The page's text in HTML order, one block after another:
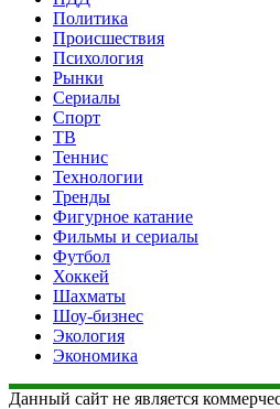
Политика
Происшествия
Психология
Рынки
Сериалы
Спорт
ТВ
Теннис
Технологии
Тренды
Фигурное катание
Фильмы и сериалы
Футбол
Хоккей
Шахматы
Шоу-бизнес
Экология
Экономика
Данный сайт не является